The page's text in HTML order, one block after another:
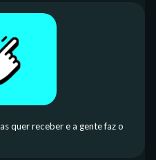
quer receber e a gente faz o